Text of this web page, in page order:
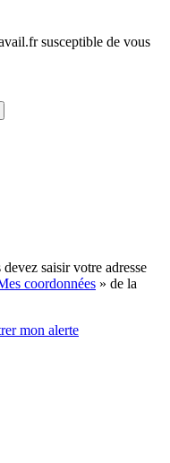
susceptible de vous
saisir votre adresse
coordonnées » de la
mon alerte